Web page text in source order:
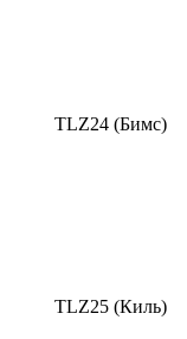
TLZ24 (Бимс)
TLZ25 (Киль)